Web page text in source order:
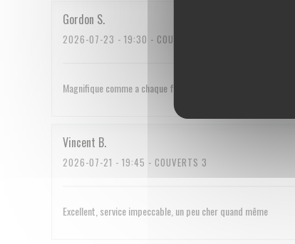
Gordon S
2026-07-23 - 19:30 - COUVERTS 2
Magnifique comme a chaque fois
Vincent B
2026-07-21 - 19:45 - COUVERTS 3
Excellent, service impeccable, un peu cher quand même